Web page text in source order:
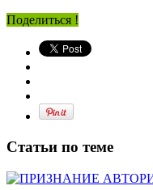
Поделиться !
Статьи по теме